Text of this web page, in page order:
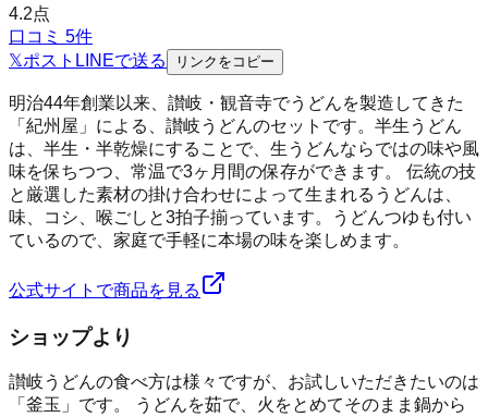
4.2点
口コミ 5件
𝕏ポスト LINEで送る リンクをコピー
明治44年創業以来、讃岐・観音寺でうどんを製造してきた
「紀州屋」による、讃岐うどんのセットです。半生うどん
は、半生・半乾燥にすることで、生うどんならではの味や風
味を保ちつつ、常温で3ヶ月間の保存ができます。 伝統の技
と厳選した素材の掛け合わせによって生まれるうどんは、
味、コシ、喉ごしと3拍子揃っています。うどんつゆも付い
ているので、家庭で手軽に本場の味を楽しめます。
公式サイトで商品を見る
ショップより
讃岐うどんの食べ方は様々ですが、お試しいただきたいのは
「釜玉」です。 うどんを茹で、火をとめてそのまま鍋から